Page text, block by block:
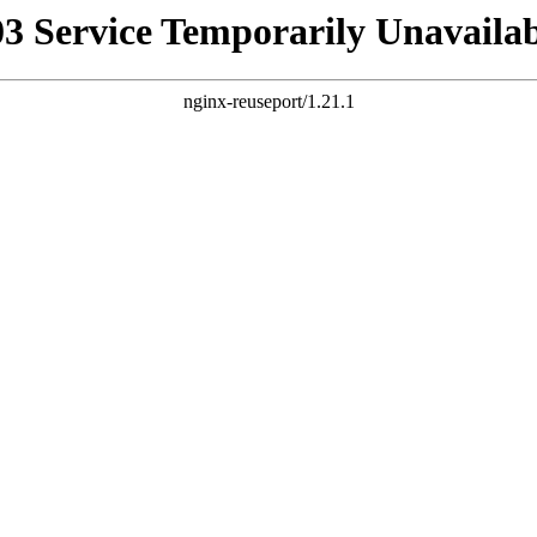
Service Temporarily
nginx-reuseport/1.21.1